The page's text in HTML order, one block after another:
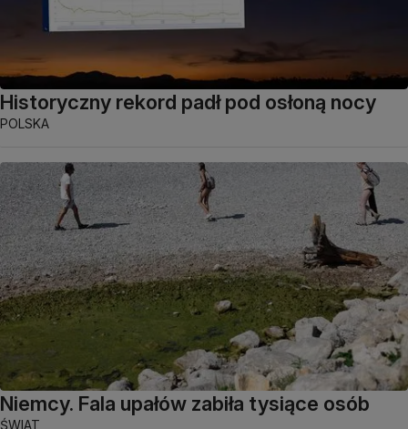
Historyczny rekord padł pod osłoną nocy
POLSKA
Niemcy. Fala upałów zabiła tysiące osób
ŚWIAT